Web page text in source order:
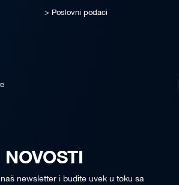
Poslovni podaci
NOVOSTI
newsletter i budite uvek u toku sa